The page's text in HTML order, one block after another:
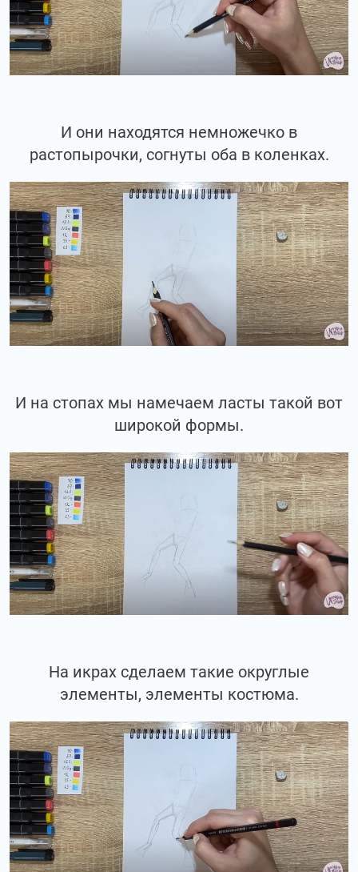
И они находятся немножечко в
растопырочки, согнуты оба в коленках.
И на стопах мы намечаем ласты такой вот
широкой формы.
На икрах сделаем такие округлые
элементы, элементы костюма.